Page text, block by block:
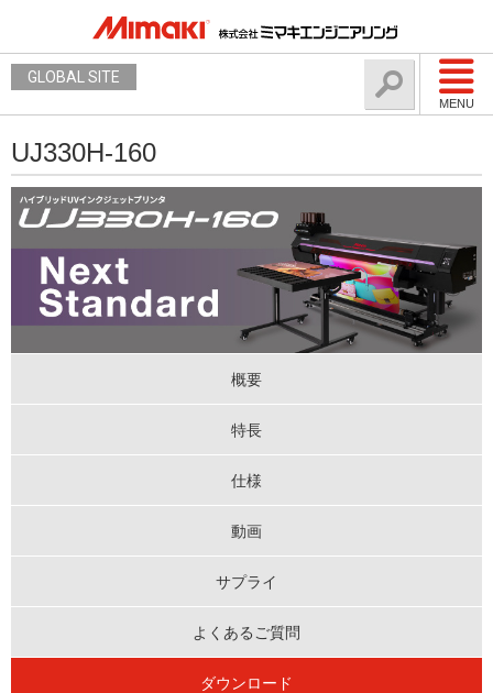
MENU
GLOBAL SITE
UJ330H-160
概要
特長
仕様
動画
サプライ
よくあるご質問
ダウンロード